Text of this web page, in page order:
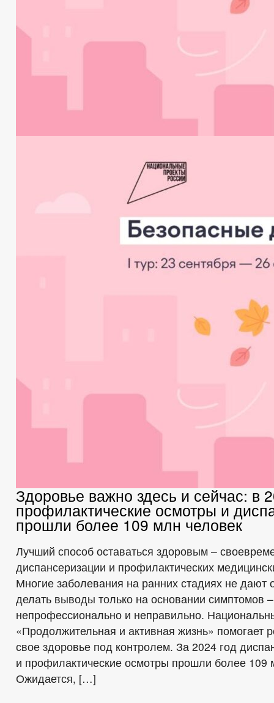
Здоровье важно здесь и сейчас: в
профилактические осмотры и
прошли более 109 млн человек
Лучший способ оставаться здоровым –
диспансеризации и профилактических
Многие заболевания на ранних стадиях не дают
делать выводы только на основании симптомов –
непрофессионально и неправильно.
«Продолжительная и активная жизнь» помогает
свое здоровье под контролем. За 2024 год
и профилактические осмотры прошли более 109
Ожидается, […]